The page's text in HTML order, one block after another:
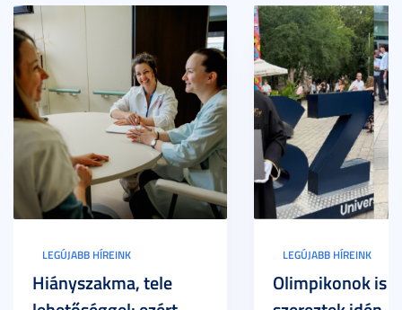
LEGÚJABB HÍREINK
Hiányszakma, tele
LEGÚJABB HÍREINK
Olimpikonok is